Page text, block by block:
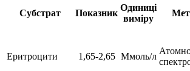
Субстрат Показник
Одиниці
виміру
Еритроцити 1,65-2,65 Ммоль/л